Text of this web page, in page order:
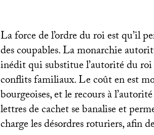
La force de l’ordre du roi est qu’il
des coupables. La monarchie
inédit qui substitue l’autorité du roi
conflits familiaux. Le coût en est
bourgeoises, et le recours à
lettres de cachet se banalise et
charge les désordres roturiers, afin